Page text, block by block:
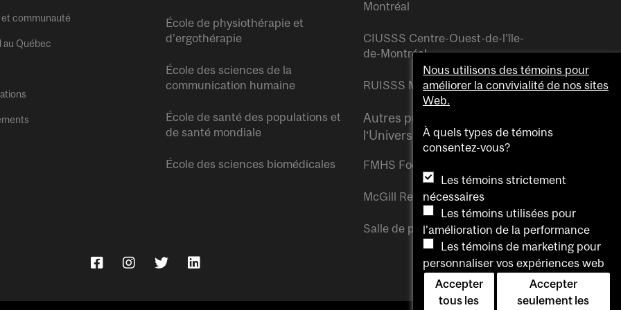
communauté
au Québec
École de physiothérapie et
d’ergothérapie
École des sciences de la
communication humaine
École de santé des populations et
de santé mondiale
École des sciences biomédicales
Montréal
CIUSSS Centre-Ouest-de-l’île-
de-Montréal
RUISSS McGill
Autres publications de
l’Université McGill
FMHS Focus
McGill Reporter
Salle de presse McGill
Nous utilisons des témoins pour
améliorer la convivialité de nos sites
Web.
À quels types de témoins
consentez-vous?
Les témoins strictement
nécessaires
Les témoins utilisées pour
l'amélioration de la performance
Les témoins de marketing pour
personnaliser vos expériences web
Accepter
tous les
Accepter
seulement les